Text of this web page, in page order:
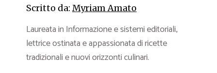
Scritto da: Myriam Amato
Laureata in Informazione e sistemi editoriali,
lettrice ostinata e appassionata di ricette
tradizionali e nuovi orizzonti culinari.